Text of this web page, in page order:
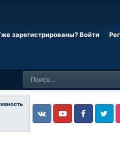
зарегистрированы? Войти
VkontakteYouTube FacebookTwitter